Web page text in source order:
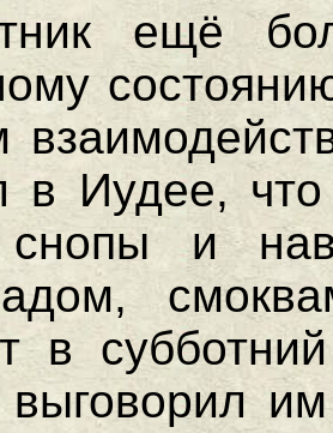
ещё
в Иудее, что
снопы и
в
выговорил